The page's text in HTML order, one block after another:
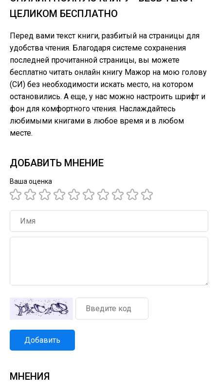
ЦЕЛИКОМ БЕСПЛАТНО
Перед вами текст книги, разбитый на страницы для
удобства чтения. Благодаря системе сохранения
последней прочитанной страницы, вы можете
бесплатно читать онлайн книгу Мажор на мою голову
(СИ) без необходимости искать место, на котором
остановились. А еще, у нас можно настроить шрифт и
фон для комфортного чтения. Наслаждайтесь
любимыми книгами в любое время и в любом
месте.
ДОБАВИТЬ МНЕНИЕ
Ваша оценка
Добавить
МНЕНИЯ